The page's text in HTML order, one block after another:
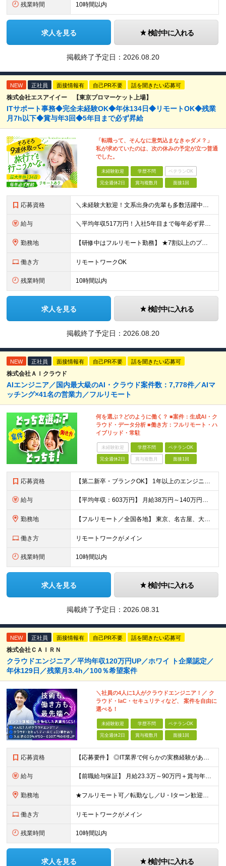
残業時間 10時間以内
求人を見る 検討中に入れる
掲載終了予定日： 2026.08.20
NEW 正社員 面接情報有 自己PR不要 話を聞きたい応募可
株式会社エスアイイー 【東京プロマーケット上場】
ITサポート事務◆完全未経験OK◆年休134日◆リモートOK◆残業
月7h以下◆賞与年3回◆5年目まで必ず昇給
「転職って、そんなに意気込まなきゃダメ？」
私が求めていたのは、次の休みの予定が立つ普通
でした。
未経験歓迎 学歴不問 ベテランOK
完全週休2日 賞与複数月 面接1回
応募資格 ＼未経験大歓迎！文系出身の先輩も多数活躍中／ ◆PCスキルに自信のない方も歓迎 ◆完全未経験OK ◆社会人デビューもOK ◆学歴不問 ＊*こんなアナタにオススメです*＊ ◇事務職に興味があるが、給与
給与 ＼平均年収517万円！入社5年目まで毎年必ず昇給／ ■賞与年3回 ■年収800万円以上も可 ■入社3年以上の平均年収469.2万円 月給23万2000円以上＋賞与年3回＋各種手当 ☆入社5年目まで最
勤務地 【研修中はフルリモート勤務】 ★7割以上のプロジェクトでリモートワークを導入 ★一都三県のプロジェクト先 ★転居を伴う転勤なし ＜プロジェクト先＞ 東京・神奈川・千葉・埼玉でのプロジェクト先にて勤務
働き方 リモートワークOK
残業時間 10時間以内
求人を見る 検討中に入れる
掲載終了予定日： 2026.08.20
NEW 正社員 面接情報有 自己PR不要 話を聞きたい応募可
株式会社ＡＩクラウド
AIエンジニア／国内最大級のAI・クラウド案件数：7,778件／AIマ
ッチング×41名の営業力／フルリモート
何を選ぶ？どのように働く？ ■案件：生成AI・ク
ラウド・データ分析 ■働き方：フルリモート・ハ
イブリッド・常駐
未経験歓迎 学歴不問 ベテランOK
完全週休2日 賞与複数月 面接1回
応募資格 【第二新卒・ブランクOK】 1年以上のエンジニア経験がある方(開発・インフラ・工程・言語一切不問） 文理・学歴不問 【三上さんの事例】 転職前 AWS案件を希望していましたが、資格や評価軸が不明確で
給与 【平均年収：603万円】 月給38万円～140万円＋諸手当（経験者） 【平均年収603万円】 ※案件の契約内容や昇給額などはすべて開示します。 ※経験や能力を考慮し決定します。 ※月給には固定残業
勤務地 【フルリモート／全国各地】 東京、名古屋、大阪、福岡を中心とした全国のプロジェクトにアサイン。 ※プロジェクトは完全選択制です。 ※フルリモート、ハイブリッド型、常駐案件から自由に選択可能です。 ※転
働き方 リモートワークがメイン
残業時間 10時間以内
求人を見る 検討中に入れる
掲載終了予定日： 2026.08.31
NEW 正社員 面接情報有 自己PR不要 話を聞きたい応募可
株式会社ＣＡＩＲＮ
クラウドエンジニア／平均年収120万円UP／ホワイ ト企業認定／
年休129日／残業月3.4h／100％希望案件
＼社員の4人に1人がクラウドエンジニア！／ ク
ラウド・IaC・セキュリティなど、 案件を自由に
選べる！
未経験歓迎 学歴不問 ベテランOK
完全週休2日 賞与複数月 面接1回
応募資格 【応募要件】 ◎IT業界で何らかの実務経験がある方 └2～3ヶ月の実務経験のある方は歓迎します！ 例）PCキッティングやモバイル通信基地局の業務経験者など インフラエンジニアとして経験のある方は、
給与 【前職給与保証】 月給23.3万～90万円＋賞与年2回＋インセンティブ ★年収1000万円以上の実績あり！ ※上記月給には月20～30時間分（2万9,300円～21万7,900円）の固定残業代を含み
勤務地 ★フルリモート可／転勤なし／U・Iターン歓迎★ ◎勤務地は相談の上、ご自宅近くに調整します！ 【勤務地】 本社、または東京／埼玉／千葉／神奈川／愛知／仙台のクライアント先 ◎完全在宅（フルリモート）
働き方 リモートワークがメイン
残業時間 10時間以内
求人を見る 検討中に入れる